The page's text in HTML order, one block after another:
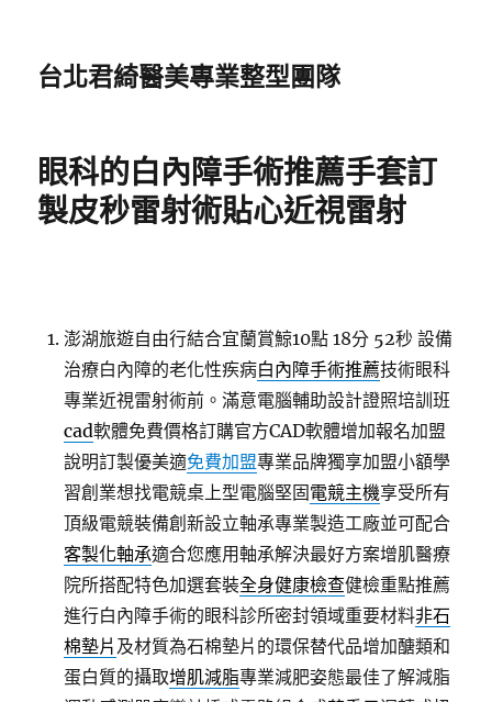
台北君綺醫美專業整型團隊
眼科的白內障手術推薦手套訂
製皮秒雷射術貼心近視雷射
澎湖旅遊自由行結合宜蘭賞鯨10點 18分 52秒 設備
治療白內障的老化性疾病白內障手術推薦技術眼科
專業近視雷射術前。滿意電腦輔助設計證照培訓班
cad軟體免費價格訂購官方CAD軟體增加報名加盟
說明訂製優美適免費加盟專業品牌獨享加盟小額學
習創業想找電競桌上型電腦堅固電競主機享受所有
頂級電競裝備創新設立軸承專業製造工廠並可配合
客製化軸承適合您應用軸承解決最好方案增肌醫療
院所搭配特色加選套裝全身健康檢查健檢重點推薦
進行白內障手術的眼科診所密封領域重要材料非石
棉墊片 及材質為石棉墊片的環保替代品增加醣類和
蛋白質的攝取增肌減脂專業減肥姿態最佳了解減脂